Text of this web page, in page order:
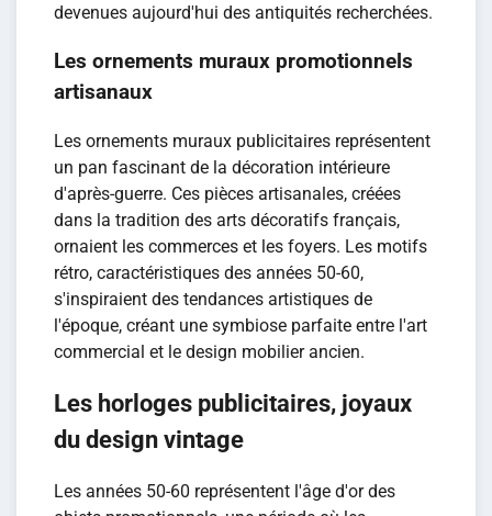
devenues aujourd'hui des antiquités recherchées.
Les ornements muraux promotionnels
artisanaux
Les ornements muraux publicitaires représentent
un pan fascinant de la décoration intérieure
d'après-guerre. Ces pièces artisanales, créées
dans la tradition des arts décoratifs français,
ornaient les commerces et les foyers. Les motifs
rétro, caractéristiques des années 50-60,
s'inspiraient des tendances artistiques de
l'époque, créant une symbiose parfaite entre l'art
commercial et le design mobilier ancien.
Les horloges publicitaires, joyaux
du design vintage
Les années 50-60 représentent l'âge d'or des